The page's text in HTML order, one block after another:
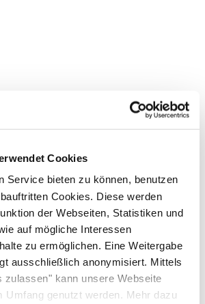
Cookies
Service bieten zu können, benutzen
Cookies. Diese werden
der Webseiten, Statistiken und
auf mögliche Interessen
zu ermöglichen. Eine Weitergabe
ausschließlich anonymisiert. Mittels
zulassen" kann unsere Webseite
Umfang genutzt werden. Mehr dazu